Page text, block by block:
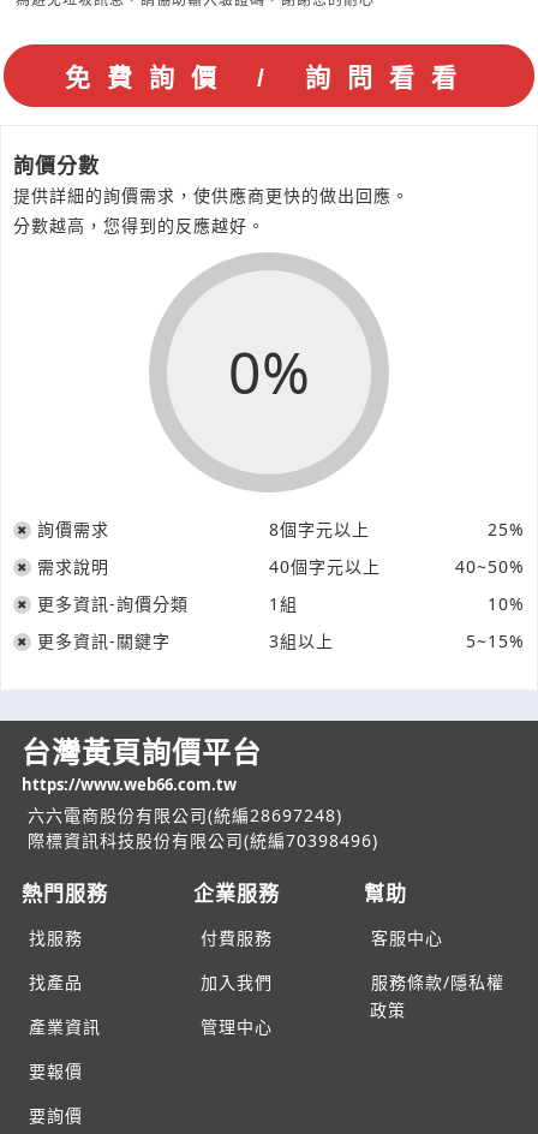
詢價分數
提供詳細的詢價需求，使供應商更快的做出回應。
分數越高，您得到的反應越好。
0%
詢價需求 8個字元以上
25%
需求說明
40個字元以上
40~50%
更多資訊-詢價分類
1組
10%
更多資訊-關鍵字
3組以上 5~15%
台灣黃頁詢價平台
https://www.web66.com.tw
六六電商股份有限公司(統編28697248)
際標資訊科技股份有限公司(統編70398496)
熱門服務
找服務
找產品
產業資訊
要報價
要詢價
企業服務
付費服務
加入我們
管理中心
幫助
客服中心
服務條款/隱私權
政策